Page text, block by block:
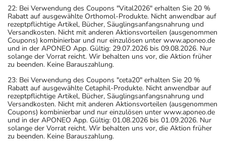
22: Bei Verwendung des Coupons "Vital2026" erhalten Sie 20 %
Rabatt auf ausgewählte Orthomol-Produkte. Nicht anwendbar auf
rezeptpflichtige Artikel, Bücher, Säuglingsanfangsnahrung und
Versandkosten. Nicht mit anderen Aktionsvorteilen (ausgenommen
Coupons) kombinierbar und nur einzulösen unter www.aponeo.de
und in der APONEO App. Gültig: 29.07.2026 bis 09.08.2026. Nur
solange der Vorrat reicht. Wir behalten uns vor, die Aktion früher
zu beenden. Keine Barauszahlung.
23: Bei Verwendung des Coupons "ceta20" erhalten Sie 20 %
Rabatt auf ausgewählte Cetaphil-Produkte. Nicht anwendbar auf
rezeptpflichtige Artikel, Bücher, Säuglingsanfangsnahrung und
Versandkosten. Nicht mit anderen Aktionsvorteilen (ausgenommen
Coupons) kombinierbar und nur einzulösen unter www.aponeo.de
und in der APONEO App. Gültig: 01.08.2026 bis 01.09.2026. Nur
solange der Vorrat reicht. Wir behalten uns vor, die Aktion früher
zu beenden. Keine Barauszahlung.